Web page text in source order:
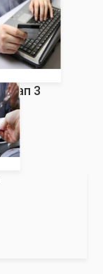
Этап 3